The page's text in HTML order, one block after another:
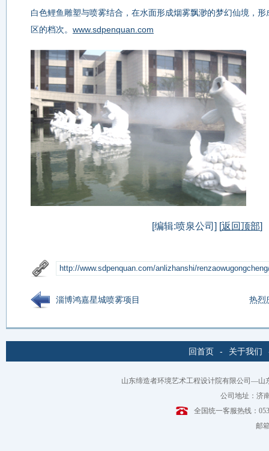
白色鲤鱼雕塑与喷雾结合，在水面形成烟雾飘渺的梦幻仙境，
区的档次。 www.sdpenquan.com
[编辑:喷泉公司] [返回顶部]
淄博鸿嘉星城喷雾项目 热烈
回首页 - 关于我们
山东缔造者环境艺术工程设计院有限公司—
公司地址：济
全国统一客服热线：
邮